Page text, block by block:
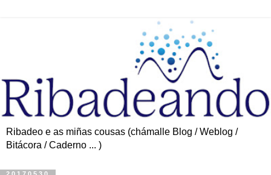
Ribadeo e as miñas cousas (chámalle Blog / Weblog /
Bitácora / Caderno ... )